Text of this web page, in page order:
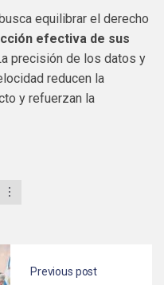
equilibrar el derecho
efectiva de sus
precisión de los datos y
reducen la
y refuerzan la
Previous post